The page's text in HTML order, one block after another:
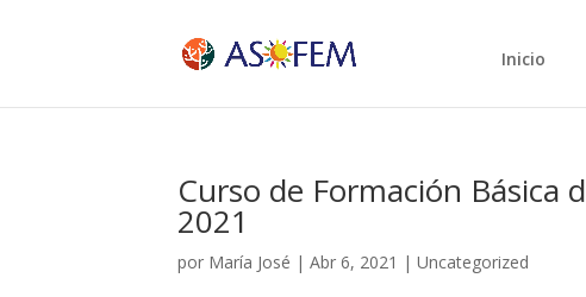
Inicio
Curso de Formación Básica
2021
por María José |Abr 6, 2021 |Uncategorized